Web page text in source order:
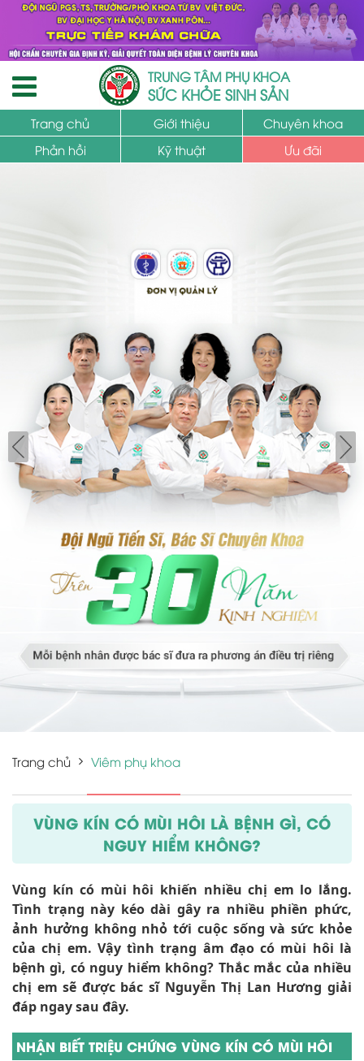
TRUNG TÂM PHỤ KHOA
SỨC KHỎE SINH SẢN
Trang chủ Giới thiệu
Chuyên khoa
Phản hồi
Kỹ thuật Ưu đãi
Trang chủ Viêm phụ khoa
VÙNG KÍN CÓ MÙI HÔI LÀ BỆNH GÌ, CÓ
NGUY HIỂM KHÔNG?
Vùng kín có mùi hôi khiến nhiều chị em lo lắng.
Tình trạng này kéo dài gây ra nhiều phiền phức,
ảnh hưởng không nhỏ tới cuộc sống và sức khỏe
của chị em. Vậy tình trạng âm đạo có mùi hôi là
bệnh gì, có nguy hiểm không? Thắc mắc của nhiều
chị em sẽ được bác sĩ Nguyễn Thị Lan Hương giải
đáp ngay sau đây.
NHẬN BIẾT TRIỆU CHỨNG VÙNG KÍN CÓ MÙI HÔI